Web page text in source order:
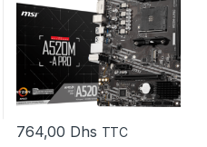
764,00 Dhs TTC